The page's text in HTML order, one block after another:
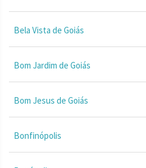
Bela Vista de Goiás
Bom Jardim de Goiás
Bom Jesus de Goiás
Bonfinópolis